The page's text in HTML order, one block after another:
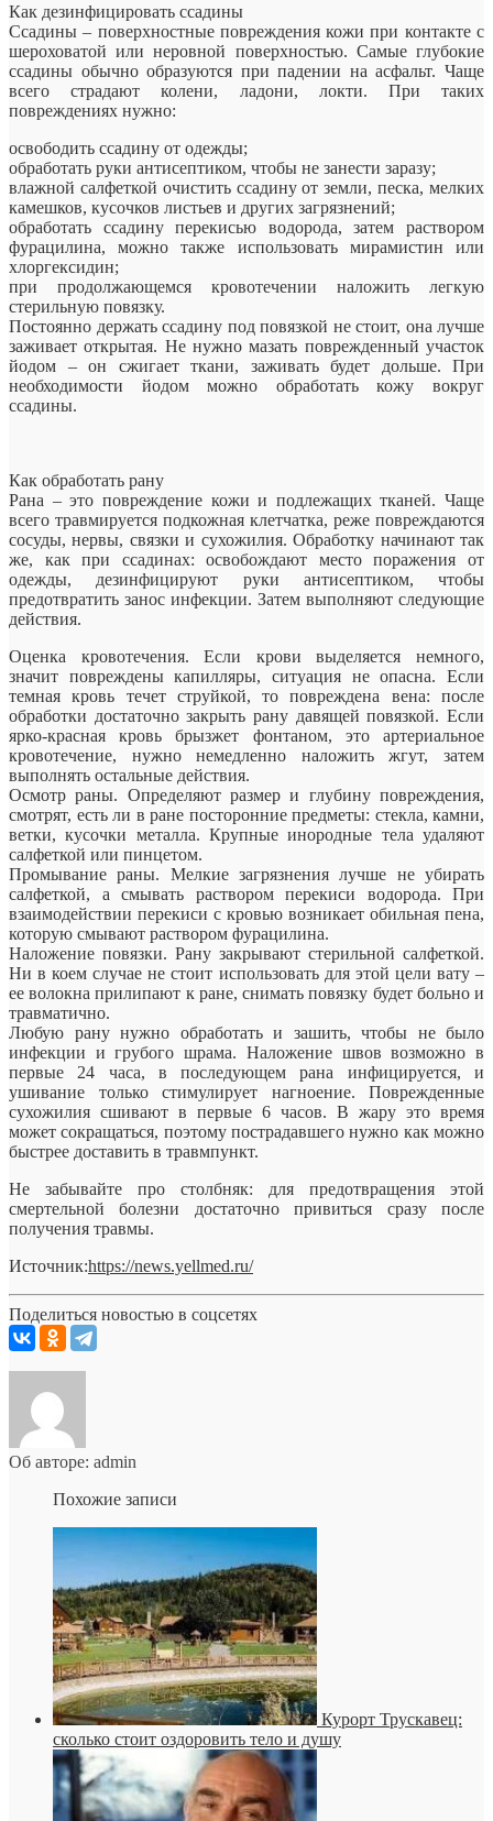
Как дезинфицировать ссадины
Ссадины – поверхностные повреждения кожи при контакте с
шероховатой или неровной поверхностью. Самые глубокие
ссадины обычно образуются при падении на асфальт. Чаще
всего страдают колени, ладони, локти. При таких
повреждениях нужно:
освободить ссадину от одежды;
обработать руки антисептиком, чтобы не занести заразу;
влажной салфеткой очистить ссадину от земли, песка, мелких
камешков, кусочков листьев и других загрязнений;
обработать ссадину перекисью водорода, затем раствором
фурацилина, можно также использовать мирамистин или
хлоргексидин;
при продолжающемся кровотечении наложить легкую
стерильную повязку.
Постоянно держать ссадину под повязкой не стоит, она лучше
заживает открытая. Не нужно мазать поврежденный участок
йодом – он сжигает ткани, заживать будет дольше. При
необходимости йодом можно обработать кожу вокруг
ссадины.
Как обработать рану
Рана – это повреждение кожи и подлежащих тканей. Чаще
всего травмируется подкожная клетчатка, реже повреждаются
сосуды, нервы, связки и сухожилия. Обработку начинают так
же, как при ссадинах: освобождают место поражения от
одежды, дезинфицируют руки антисептиком, чтобы
предотвратить занос инфекции. Затем выполняют следующие
действия.
Оценка кровотечения. Если крови выделяется немного,
значит повреждены капилляры, ситуация не опасна. Если
темная кровь течет струйкой, то повреждена вена: после
обработки достаточно закрыть рану давящей повязкой. Если
ярко-красная кровь брызжет фонтаном, это артериальное
кровотечение, нужно немедленно наложить жгут, затем
выполнять остальные действия.
Осмотр раны. Определяют размер и глубину повреждения,
смотрят, есть ли в ране посторонние предметы: стекла, камни,
ветки, кусочки металла. Крупные инородные тела удаляют
салфеткой или пинцетом.
Промывание раны. Мелкие загрязнения лучше не убирать
салфеткой, а смывать раствором перекиси водорода. При
взаимодействии перекиси с кровью возникает обильная пена,
которую смывают раствором фурацилина.
Наложение повязки. Рану закрывают стерильной салфеткой.
Ни в коем случае не стоит использовать для этой цели вату –
ее волокна прилипают к ране, снимать повязку будет больно и
травматично.
Любую рану нужно обработать и зашить, чтобы не было
инфекции и грубого шрама. Наложение швов возможно в
первые 24 часа, в последующем рана инфицируется, и
ушивание только стимулирует нагноение. Поврежденные
сухожилия сшивают в первые 6 часов. В жару это время
может сокращаться, поэтому пострадавшего нужно как можно
быстрее доставить в травмпункт.
Не забывайте про столбняк: для предотвращения этой
смертельной болезни достаточно привиться сразу после
получения травмы.
Источник:https://news.yellmed.ru/
Поделиться новостью в соцсетях
Об авторе: admin
Похожие записи
Курорт Трускавец:
сколько стоит оздоровить тело и душу